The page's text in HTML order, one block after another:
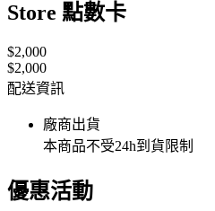
Store 點數卡
$2,000
$2,000
配送資訊
廠商出貨
本商品不受24h到貨限制
優惠活動